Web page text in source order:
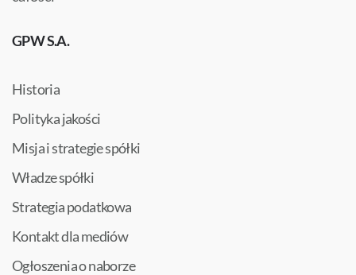
GPW S.A.
Historia
Polityka jakości
Misja i strategie spółki
Władze spółki
Strategia podatkowa
Kontakt dla mediów
Ogłoszenia o naborze